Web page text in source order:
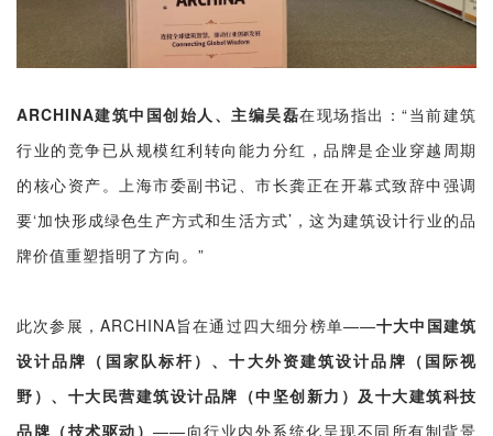
ARCHINA建筑中国创始人、主编吴磊在现场指出：“当前建筑
行业的竞争已从规模红利转向能力分红，品牌是企业穿越周期
的核心资产。上海市委副书记、市长龚正在开幕式致辞中强调
要‘加快形成绿色生产方式和生活方式’，这为建筑设计行业的品
牌价值重塑指明了方向。”
此次参展，ARCHINA旨在通过四大细分榜单——十大中国建筑
设计品牌（国家队标杆）、十大外资建筑设计品牌（国际视
野）、十大民营建筑设计品牌（中坚创新力）及十大建筑科技
品牌（技术驱动）——向行业内外系统化呈现不同所有制背景